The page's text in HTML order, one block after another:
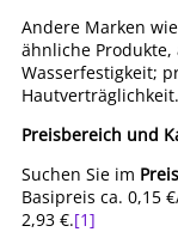
Andere Marken
ähnliche Produkte,
Wasserfestigkeit;
Hautverträglichkeit.
Preisbereich und
Suchen Sie im
Basipreis ca. 0,15
2,93 €.[1]